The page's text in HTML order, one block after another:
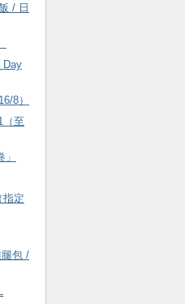
/ 日
Day
8）
（至
指定
腿包 /